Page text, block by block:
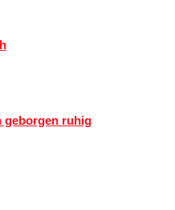
geborgen ruhig